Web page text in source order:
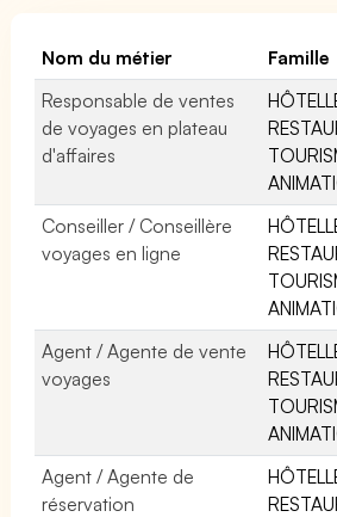
Nom du métier
Famille
Responsable de ventes
de voyages en plateau
d'affaires
Conseiller / Conseillère
voyages en ligne
Agent / Agente de vente
voyages
Agent / Agente de
réservation